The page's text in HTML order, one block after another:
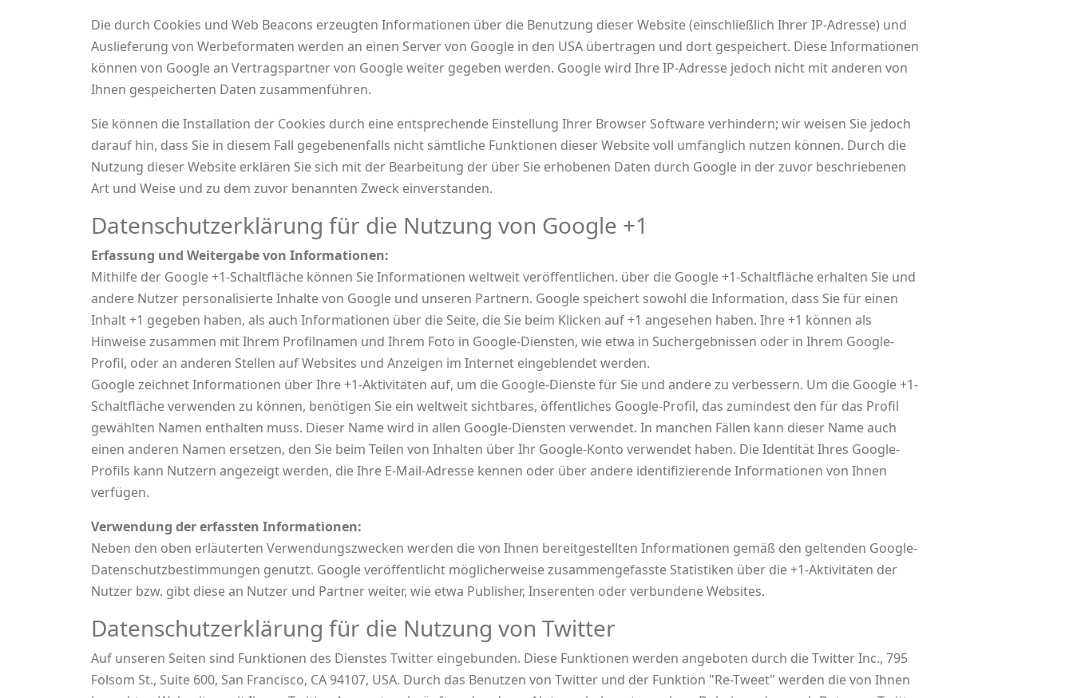
Die durch Cookies und Web Beacons erzeugten Informationen über die Benutzung dieser Website (einschließlich Ihrer IP-Adresse) und
Auslieferung von Werbeformaten werden an einen Server von Google in den USA übertragen und dort gespeichert. Diese Informationen
können von Google an Vertragspartner von Google weiter gegeben werden. Google wird Ihre IP-Adresse jedoch nicht mit anderen von
Ihnen gespeicherten Daten zusammenführen.
Sie können die Installation der Cookies durch eine entsprechende Einstellung Ihrer Browser Software verhindern; wir weisen Sie jedoch
darauf hin, dass Sie in diesem Fall gegebenenfalls nicht sämtliche Funktionen dieser Website voll umfänglich nutzen können. Durch die
Nutzung dieser Website erklären Sie sich mit der Bearbeitung der über Sie erhobenen Daten durch Google in der zuvor beschriebenen
Art und Weise und zu dem zuvor benannten Zweck einverstanden.
Datenschutzerklärung für die Nutzung von Google +1
Erfassung und Weitergabe von Informationen:
Mithilfe der Google +1-Schaltfläche können Sie Informationen weltweit veröffentlichen. über die Google +1-Schaltfläche erhalten Sie und
andere Nutzer personalisierte Inhalte von Google und unseren Partnern. Google speichert sowohl die Information, dass Sie für einen
Inhalt +1 gegeben haben, als auch Informationen über die Seite, die Sie beim Klicken auf +1 angesehen haben. Ihre +1 können als
Hinweise zusammen mit Ihrem Profilnamen und Ihrem Foto in Google-Diensten, wie etwa in Suchergebnissen oder in Ihrem Google-
Profil, oder an anderen Stellen auf Websites und Anzeigen im Internet eingeblendet werden.
Google zeichnet Informationen über Ihre +1-Aktivitäten auf, um die Google-Dienste für Sie und andere zu verbessern. Um die Google +1-
Schaltfläche verwenden zu können, benötigen Sie ein weltweit sichtbares, öffentliches Google-Profil, das zumindest den für das Profil
gewählten Namen enthalten muss. Dieser Name wird in allen Google-Diensten verwendet. In manchen Fällen kann dieser Name auch
einen anderen Namen ersetzen, den Sie beim Teilen von Inhalten über Ihr Google-Konto verwendet haben. Die Identität Ihres Google-
Profils kann Nutzern angezeigt werden, die Ihre E-Mail-Adresse kennen oder über andere identifizierende Informationen von Ihnen
verfügen.
Verwendung der erfassten Informationen:
Neben den oben erläuterten Verwendungszwecken werden die von Ihnen bereitgestellten Informationen gemäß den geltenden Google-
Datenschutzbestimmungen genutzt. Google veröffentlicht möglicherweise zusammengefasste Statistiken über die +1-Aktivitäten der
Nutzer bzw. gibt diese an Nutzer und Partner weiter, wie etwa Publisher, Inserenten oder verbundene Websites.
Datenschutzerklärung für die Nutzung von Twitter
Auf unseren Seiten sind Funktionen des Dienstes Twitter eingebunden. Diese Funktionen werden angeboten durch die Twitter Inc., 795
Folsom St., Suite 600, San Francisco, CA 94107, USA. Durch das Benutzen von Twitter und der Funktion "Re-Tweet" werden die von Ihnen